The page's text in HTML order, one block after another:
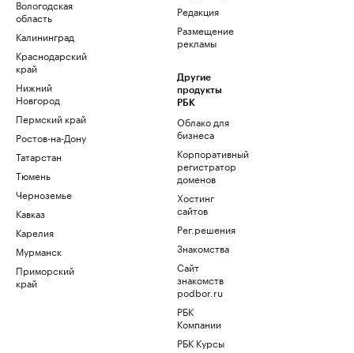
Вологодская
область
Калининград
Краснодарский
край
Нижний
Новгород
Пермский край
Ростов-на-Дону
Татарстан
Тюмень
Черноземье
Кавказ
Карелия
Мурманск
Приморский
край
Редакция
Размещение
рекламы
Другие
продукты
РБК
Облако для
бизнеса
Корпоративный
регистратор
доменов
Хостинг
сайтов
Рег.решения
Знакомства
Сайт
знакомств
podbor.ru
РБК
Компании
РБК Курсы